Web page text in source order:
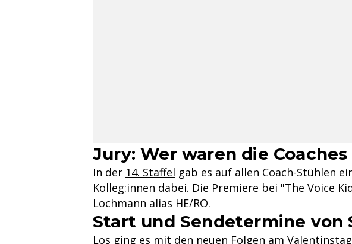
Jury: Wer waren die
In der 14. Staffel gab es auf allen Coach-Stühlen
Kolleg:innen dabei. Die Premiere bei "The Voice
Lochmann alias HE/RO.
Start und Sendetermine von
Los ging es mit den neuen Folgen am